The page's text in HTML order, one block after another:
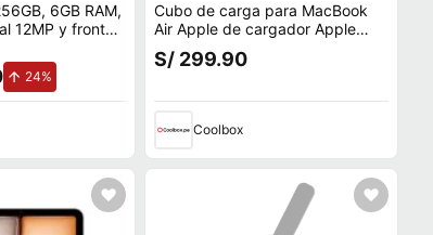
6GB RAM,
12MP y frontal
blue
24%de aumento.
Cubo de carga para MacBook
Air Apple de cargador Apple
USB-C 30W original, compatible
MacBook Air, iPhone y iPad Pro
S/ 299.90
Coolbox